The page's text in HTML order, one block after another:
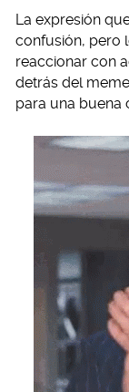
La expresión
confusión, pero
reaccionar con
detrás del
para una buena